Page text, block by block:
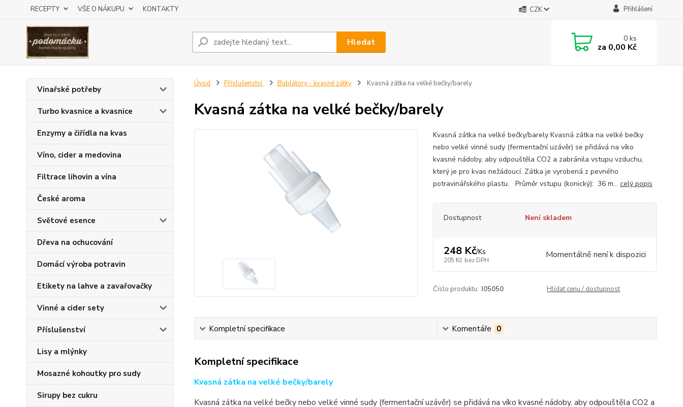
RECEPTY VŠE O NÁKUPU KONTAKTY CZK Přihlášení
Hledat 0ks
za 0,00 Kč
Vinařské potřeby
Turbo kvasnice a kvasnice
Enzymy a čiřídla na kvas
Víno, cider a medovina
Filtrace lihovin a vína
České aroma
Světové esence
Dřeva na ochucování
Domácí výroba potravin
Etikety na lahve a zavařovačky
Vinné a cider sety
Příslušenství
Lisy a mlýnky
Mosazné kohoutky pro sudy
Sirupy bez cukru
Úvod Příslušenství Bublátory - kvasné zátky Kvasná zátka na velké bečky/barely
Kvasná zátka na velké bečky/barely
Kvasná zátka na velké bečky/barely Kvasná zátka na velké bečky
nebo velké vinné sudy (fermentační uzávěr) se přidává na víko
kvasné nádoby, aby odpouštěla CO2 a zabránila vstupu vzduchu,
který je pro kvas nežádoucí. Zátka je vyrobená z pevného
potravinářského plastu. Průměr vstupu (konický): 36 m... celý popis
Dostupnost Není skladem
248 Kč/Ks
205 Kč bez DPH Momentálně není k dispozici
Číslo produktu: I05050 Hlídat cenu / dostupnost
Kompletní specifikace Komentáře 0
Kompletní specifikace
Kvasná zátka na velké bečky/barely
Kvasná zátka na velké bečky nebo velké vinné sudy (fermentační uzávěr) se přidává na víko kvasné nádoby, aby odpouštěla CO2 a